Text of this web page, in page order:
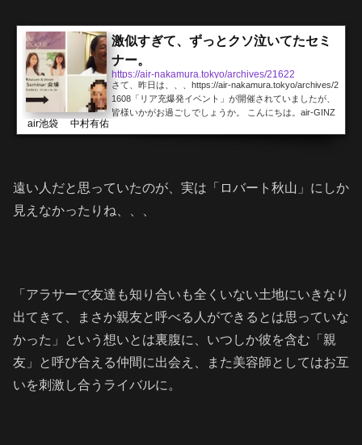
激似すぎて、ずっとクソ泣いてたセミ
ナー。
https://air-nakamura.tokyo/archives/21622
さて、昨日は、、、https://air-nakamura.tokyo/archives/2
1608「リア充爆発イベント」が開催されていましたが、
皆様いかがお過ごしでしょうか。 こんにちは。air-GINZ
のおっさん、松浦さんでした。 そういえば、昨日、、、
「明日、セミナー前にサーフィンとか最高かよ」 セミ
ナ...
air池袋 中村有佑
遠い人だと思っていたのが、実は「ロバート秋山」にしか
見えなかったりね、、、
「アラサーで友達も知り合いも全くいない土地にいきなり
出てきて、まさか親友と呼べる人ができるとは思っていな
かった」という想いとは裏腹に、いつしか彼を含む「親
友」と呼び合える仲間に出会え、また美容師としてはお互
いを刺激し合うライバルに。